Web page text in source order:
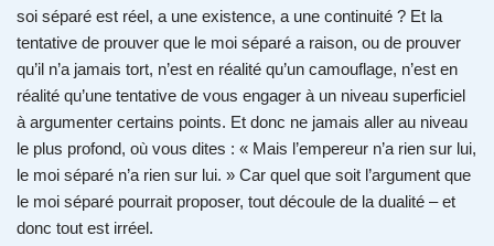
soi séparé est réel, a une existence, a une continuité ? Et la
tentative de prouver que le moi séparé a raison, ou de prouver
qu’il n’a jamais tort, n’est en réalité qu’un camouflage, n’est en
réalité qu’une tentative de vous engager à un niveau superficiel
à argumenter certains points. Et donc ne jamais aller au niveau
le plus profond, où vous dites : « Mais l’empereur n’a rien sur lui,
le moi séparé n’a rien sur lui. » Car quel que soit l’argument que
le moi séparé pourrait proposer, tout découle de la dualité – et
donc tout est irréel.